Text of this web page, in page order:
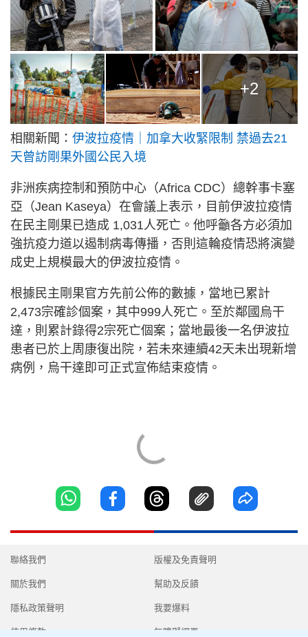
沙田 如心艾朗酒店 10961
沙田 觀瀾雅軒 4 座 10961
大埔 好時華廷 10962
沙田 桂園 11 座 10970
葵青 寧峰苑庭峰閣 10971
屯門 欣田邨綠田樓 10973
大埔 富善邨善鄰樓 10978
沙田 桂園 11 座 10979
大埔 太和邨喜和樓 10980
屯門 海翠花園 4 座 10981
+2
相關新聞： 伊波拉疫情｜加拿大收緊限制 禁過去21
天曾訪剛果外國公民入境
非洲疾病控制和預防中心（Africa CDC）總幹事卡塞
亞（Jean Kaseya）在會議上表示，目前伊波拉疫情
在民主剛果已造成 1,031人死亡。他呼籲各方必須加
強抗疫力道以遏制病毒傳播，否則這輪疫情恐將演變
成史上規模最大的伊波拉疫情。
根據民主剛果官方先前公佈的數據，當地已累計
2,473宗確診個案，其中999人死亡。至於鄰國烏干
達，則累計錄得2宗死亡個案；當地最後一名伊波拉
患者已於上周康復出院，若未來連續42天未出現新增
病例，烏干達即可正式宣佈結束疫情。
聯絡我們
關於我們
隱私政策聲明
使用條款
版權及免責聲明
幫助及反饋
我要爆料
無障礙網頁